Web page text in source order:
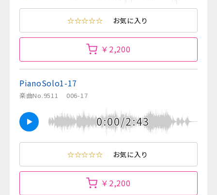
☆☆☆☆☆ お気に入り
￥2,200
PianoSolo1-17
楽曲No.9511 006-17
0:00/2:43
☆☆☆☆☆ お気に入り
￥2,200